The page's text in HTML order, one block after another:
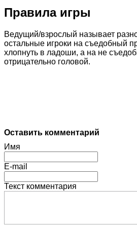
Правила игры
Ведущий/взрослый называет
остальные игроки на съедобный
хлопнуть в ладоши, а на не
отрицательно головой.
Оставить комментарий
Имя
E-mail
Текст комментария